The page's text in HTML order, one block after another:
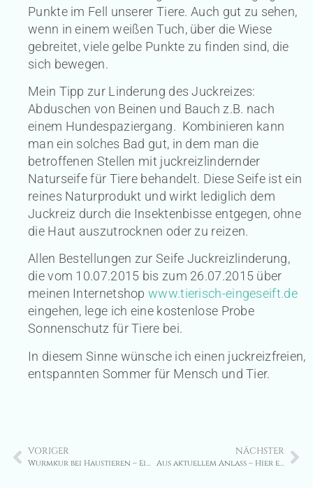
Punkte im Fell unserer Tiere. Auch gut zu sehen,
wenn in einem weißen Tuch, über die Wiese
gebreitet, viele gelbe Punkte zu finden sind, die
sich bewegen.
Mein Tipp zur Linderung des Juckreizes:
Abduschen von Beinen und Bauch z.B. nach
einem Hundespaziergang. Kombinieren kann
man ein solches Bad gut, in dem man die
betroffenen Stellen mit juckreizlindernder
Naturseife für Tiere behandelt. Diese Seife ist ein
reines Naturprodukt und wirkt lediglich dem
Juckreiz durch die Insektenbisse entgegen, ohne
die Haut auszutrocknen oder zu reizen.
Allen Bestellungen zur Seife Juckreizlinderung,
die vom 10.07.2015 bis zum 26.07.2015 über
meinen Internetshopwww.tierisch-eingeseift.de
eingehen, lege ich eine kostenlose Probe
Sonnenschutz für Tiere bei.
In diesem Sinne wünsche ich einen juckreizfreien,
entspannten Sommer für Mensch und Tier.
VORIGER
Wurmkur bei Haustieren – Ein nötiges Übel?
NÄCHSTER
Aus aktuellem Anlass – Hier ein Hunde-Sommertipp